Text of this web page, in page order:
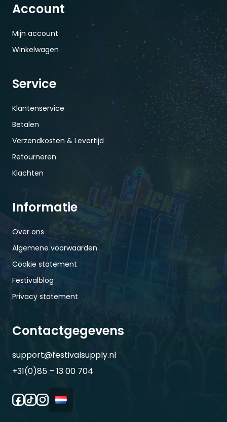
Account
Mijn account
Winkelwagen
Service
Klantenservice
Betalen
Verzendkosten & Levertijd
Retourneren
Klachten
Informatie
Over ons
Algemene voorwaarden
Cookie statement
Festivalblog
Privacy statement
Contactgegevens
support@festivalsupply.nl
+31(0)85 – 13 00 704